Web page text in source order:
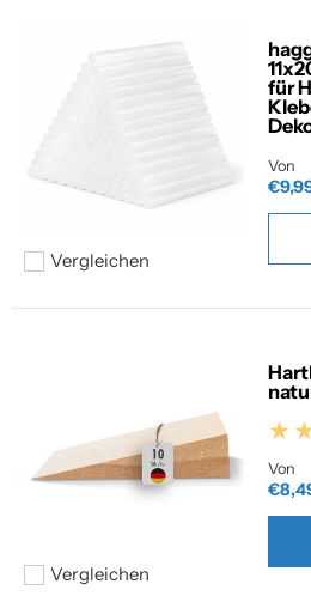
Hinzufügen zum vergleichen
Vergleichen
für
Von
Hinzufügen zum vergleichen
Vergleichen
Von